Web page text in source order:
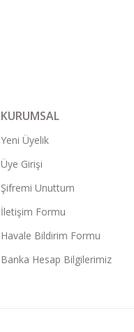
KURUMSAL
Yeni Üyelik
Üye Girişi
Şifremi Unuttum
İletişim Formu
Havale Bildirim Formu
Banka Hesap Bilgilerimiz